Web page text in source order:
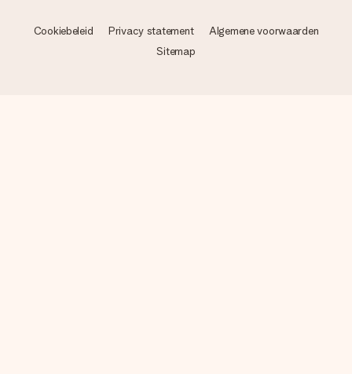
Cookiebeleid Privacy statement
Algemene voorwaarden
Sitemap